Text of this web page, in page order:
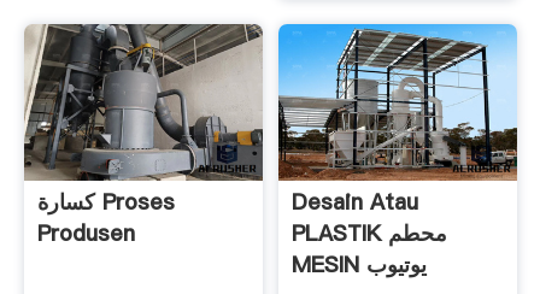
كسارة Proses
Produsen
Desain Atau
PLASTIK محطم
MESIN يوتيوب